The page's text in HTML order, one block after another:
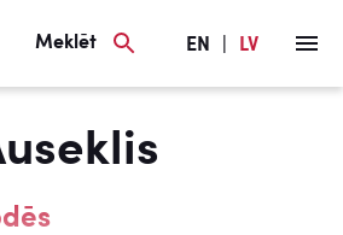
Meklēt EN LV